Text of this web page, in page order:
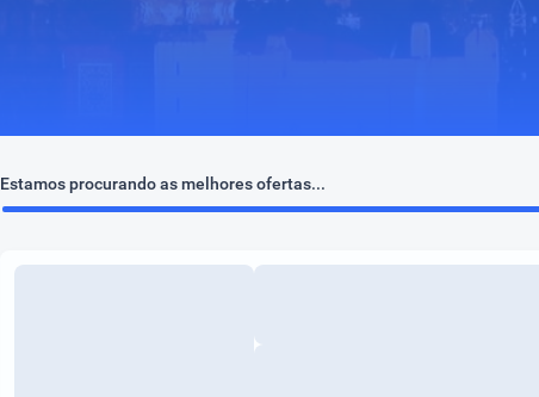
Estamos procurando as melhores ofertas...